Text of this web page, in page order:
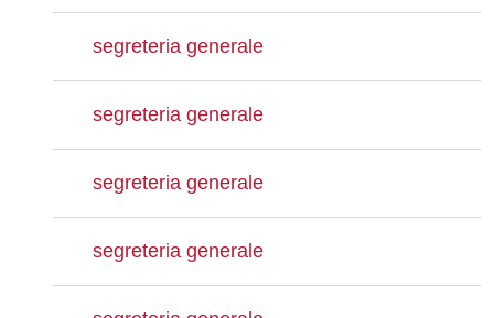
segreteria generale
segreteria generale
segreteria generale
segreteria generale